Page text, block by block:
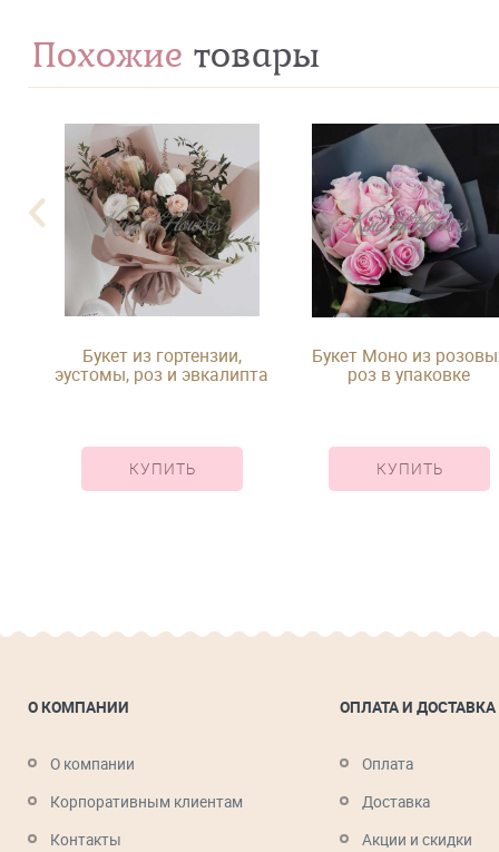
Похожие товары
Букет из гортензии,
эустомы, роз и эвкалипта
КУПИТЬ
Букет Моно из
роз в упаковке
КУПИТЬ
О КОМПАНИИ
О компании
Корпоративным клиентам
Контакты
ОПЛАТА И ДОСТАВКА
Оплата
Доставка
Акции и скидки